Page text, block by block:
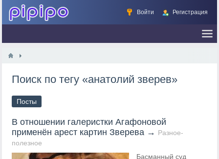
Войти Регистрация
Поиск по тегу «анатолий зверев»
Посты
В отношении галеристки Агафоновой
применён арест картин Зверева → Разное-
полезное
Басманный суд